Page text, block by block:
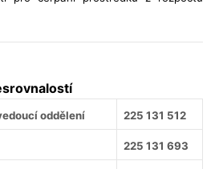
oddělení 225 131 512
225 131 693